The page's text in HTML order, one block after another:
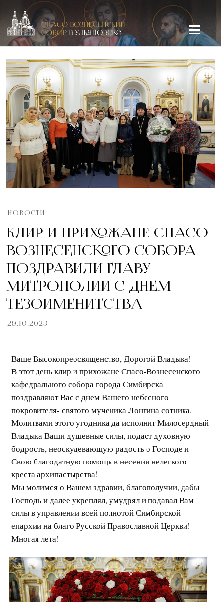
Спасо-Вознесенский кафедральный собор в Ульяновске
НОВОСТИ
КЛИР И ПРИХОЖАНЕ СПАСО-
ВОЗНЕСЕНСКОГО СОБОРА
ПОЗДРАВИЛИ ГЛАВУ
МИТРОПОЛИИ С ДНЕМ
ТЕЗОИМЕНИТСТВА
29.10.2023
Ваше Высокопреосвященство, Дорогой Владыка!
В этот день клир и прихожане Спасо-Вознесенского
кафедрального собора города Симбирска
поздравляют Вас с днем Вашего небесного
покровителя- святого мученика Лонгина сотника.
Молитвами этого угодника да исполнит Милосердный
Владыка Ваши душевные силы, подаст духовную
бодрость, неоскудевающую радость о Господе и
Свою благодатную помощь в несении нелегкого
креста архипастырства!
Мы молимся о Вашем здравии, благополучии, дабы
Господь и далее укреплял, умудрял и подавал Вам
силы в управлении всей полнотой Симбирской
епархии на благо Русской Православной Церкви!
Многая лета!